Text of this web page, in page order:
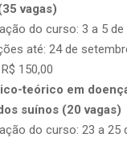
vagas)
do curso: 3 a 5
até: 24 de
150,00
teórico em
suínos (20 vagas)
do curso: 23 a 25